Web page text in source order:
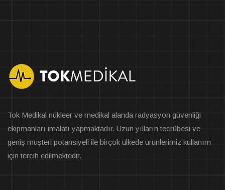
Tok Medikal nükleer ve medikal alanda radyasyon güvenliği
ekipmanları imalatı yapmaktadır. Uzun yılların tecrübesi ve
geniş müşteri potansiyeli ile birçok ülkede ürünlerimiz kullanım
için tercih edilmektedir.